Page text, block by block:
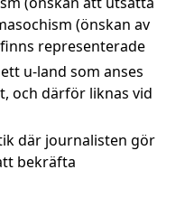
(önskan av
representerade
u-land som anses
och därför liknas vid
där journalisten gör
bekräfta